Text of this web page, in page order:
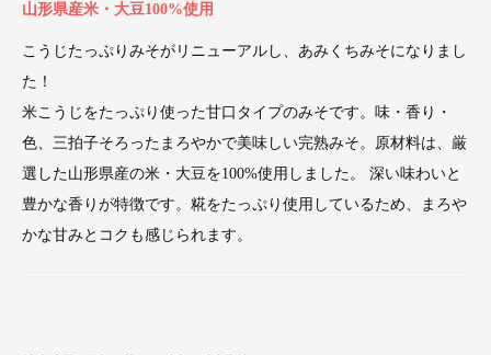
山形県産米・大豆100%使用
こうじたっぷりみそがリニューアルし、あみくちみそになりまし
た！
米こうじをたっぷり使った甘口タイプのみそです。味・香り・
色、三拍子そろったまろやかで美味しい完熟みそ。原材料は、厳
選した山形県産の米・大豆を100%使用しました。 深い味わいと
豊かな香りが特徴です。糀をたっぷり使用しているため、まろや
かな甘みとコクも感じられます。